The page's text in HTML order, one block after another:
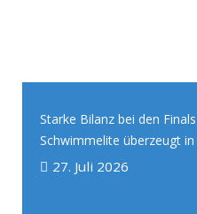
Starke Bilanz bei den
Schwimmelite überzeugt
27. Juli 2026